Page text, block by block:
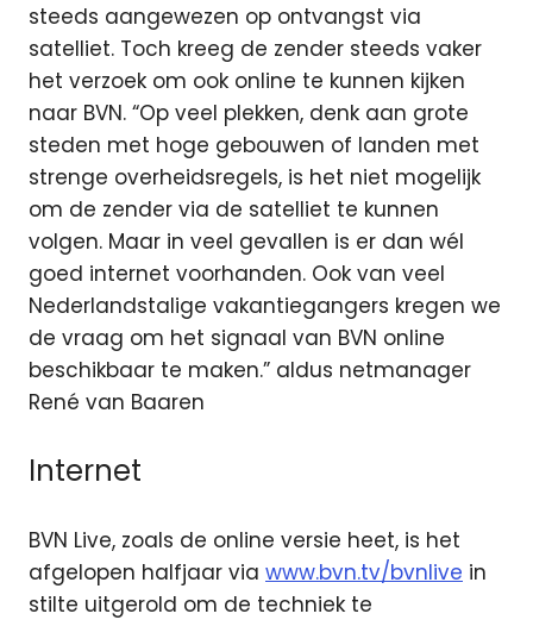
steeds aangewezen op ontvangst via
satelliet. Toch kreeg de zender steeds vaker
het verzoek om ook online te kunnen kijken
naar BVN. “Op veel plekken, denk aan grote
steden met hoge gebouwen of landen met
strenge overheidsregels, is het niet mogelijk
om de zender via de satelliet te kunnen
volgen. Maar in veel gevallen is er dan wél
goed internet voorhanden. Ook van veel
Nederlandstalige vakantiegangers kregen we
de vraag om het signaal van BVN online
beschikbaar te maken.” aldus netmanager
René van Baaren
Internet
BVN Live, zoals de online versie heet, is het
afgelopen halfjaar via www.bvn.tv/bvnlive in
stilte uitgerold om de techniek te